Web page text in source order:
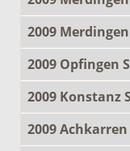
2009
2009 Opfingen
2009 Konstanz
2009